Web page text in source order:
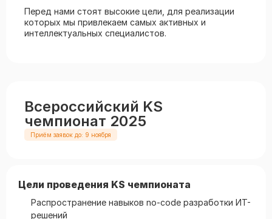
Перед нами стоят высокие цели, для реализации
которых мы привлекаем самых активных и
интеллектуальных специалистов.
Всероссийский KS
чемпионат 2025
Приём заявок до: 9 ноября
Цели проведения KS чемпионата
Распространение навыков no-code разработки ИТ-
решений